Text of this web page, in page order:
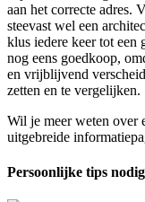
aan het correcte adres.
steevast wel een
klus iedere keer tot een
nog eens goedkoop,
en vrijblijvend
zetten en te vergelijken.
Wil je meer weten over
uitgebreide
Persoonlijke tips